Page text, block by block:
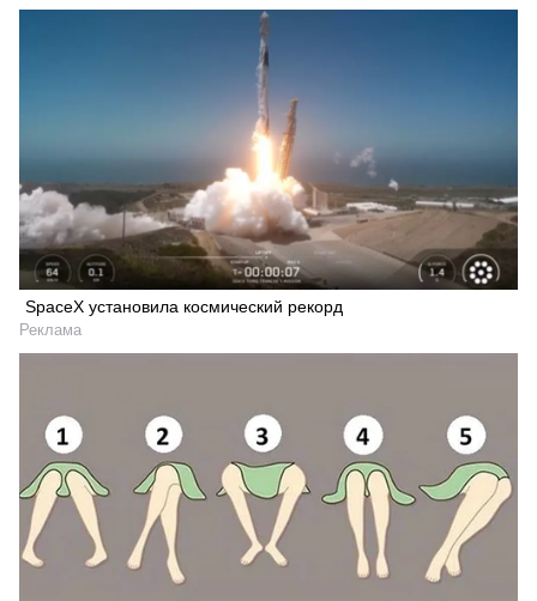
SpaceX установила космический рекорд
Реклама